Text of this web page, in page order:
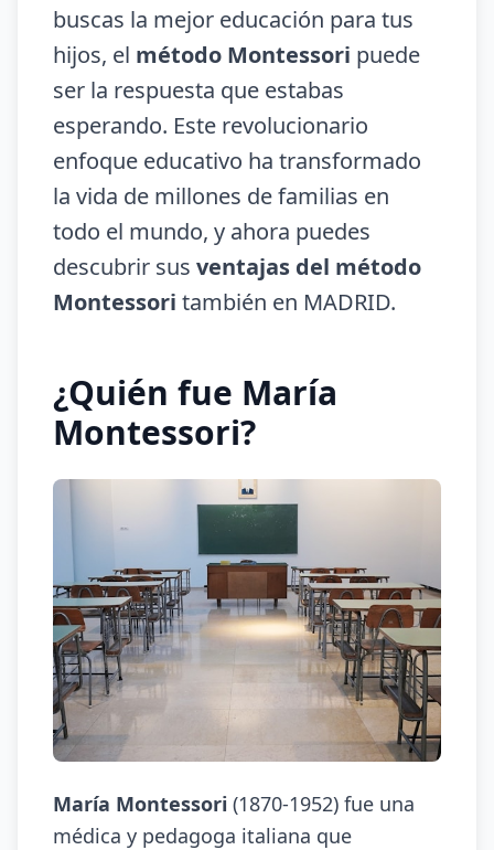
buscas la mejor educación para tus
hijos, el método Montessori puede
ser la respuesta que estabas
esperando. Este revolucionario
enfoque educativo ha transformado
la vida de millones de familias en
todo el mundo, y ahora puedes
descubrir sus ventajas del método
Montessori también en MADRID.
¿Quién fue María
Montessori?
María Montessori (1870-1952) fue una
médica y pedagoga italiana que